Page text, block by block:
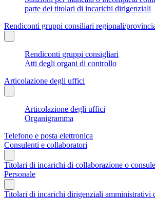
parte dei titolari di incarichi dirigenziali
Rendiconti gruppi consiliari regionali/
Rendiconti gruppi consigliari
Atti degli organi di controllo
Articolazione degli uffici
Articolazione degli uffici
Organigramma
Telefono e posta elettronica
Consulenti e collaboratori
Titolari di incarichi di collaborazione o
Personale
Titolari di incarichi dirigenziali amministrativi